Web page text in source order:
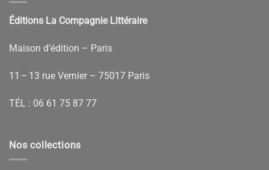
Éditions La Compagnie Littéraire
Maison d’édition – Paris
11 – 13 rue Vernier – 75017 Paris
TÉL : 06 61 75 87 77
Nos collections